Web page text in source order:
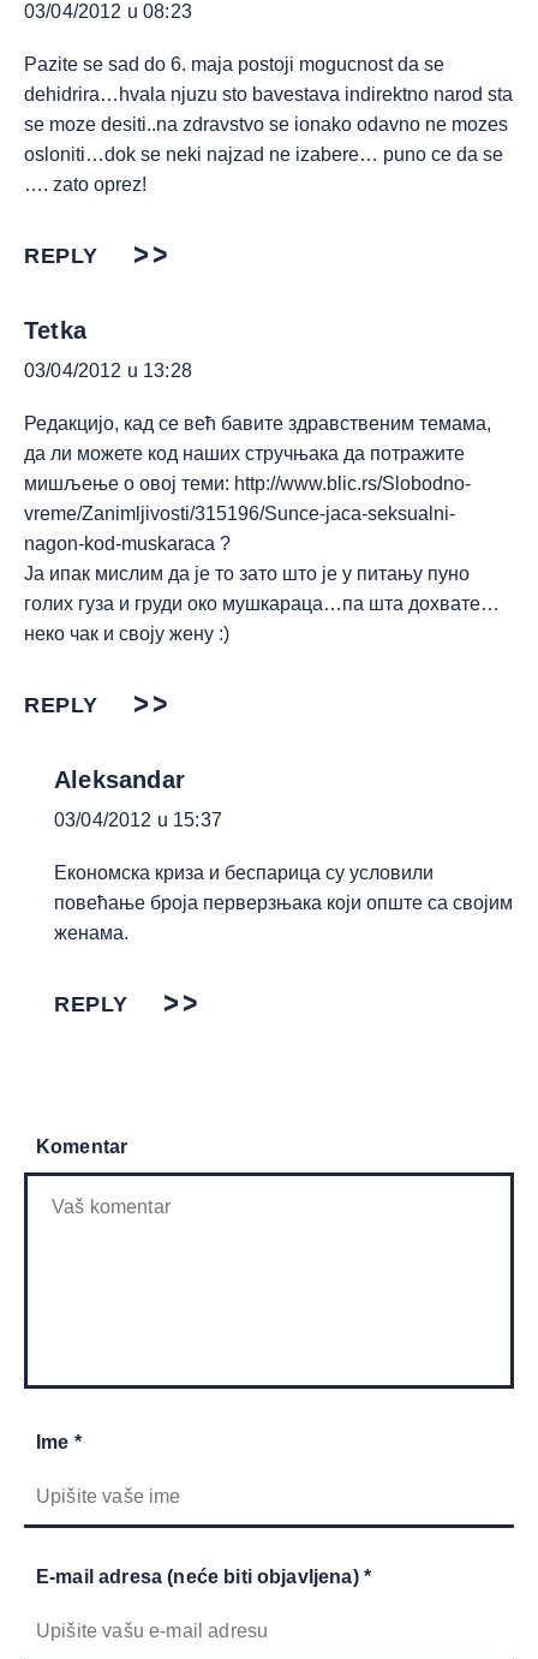
03/04/2012 u 08:23
Pazite se sad do 6. maja postoji mogucnost da se
dehidrira…hvala njuzu sto bavestava indirektno narod sta
se moze desiti..na zdravstvo se ionako odavno ne mozes
osloniti…dok se neki najzad ne izabere… puno ce da se
…. zato oprez!
REPLY
Tetka
03/04/2012 u 13:28
Редакцијо, кад се већ бавите здравственим темама,
да ли можете код наших стручњака да потражите
мишљење о овој теми: http://www.blic.rs/Slobodno-
vreme/Zanimljivosti/315196/Sunce-jaca-seksualni-
nagon-kod-muskaraca ?
Ја ипак мислим да је то зато што је у питању пуно
голих гуза и груди око мушкараца…па шта дохвате…
неко чак и своју жену :)
REPLY
Aleksandar
03/04/2012 u 15:37
Економска криза и беспарица су условили
повећање броја перверзњака који опште са својим
женама.
REPLY
Komentar
Ime *
E-mail adresa (neće biti objavljena) *